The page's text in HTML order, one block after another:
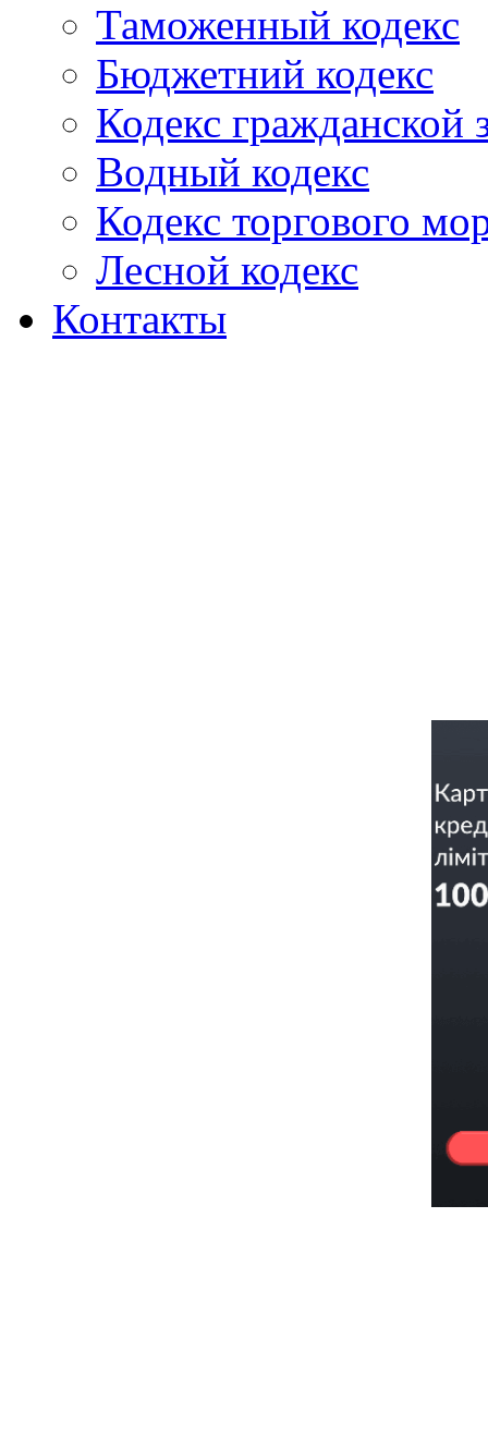
Таможенный кодекс
Бюджетний кодекс
Кодекс гражданской
Водный кодекс
Кодекс торгового
Лесной кодекс
Контакты